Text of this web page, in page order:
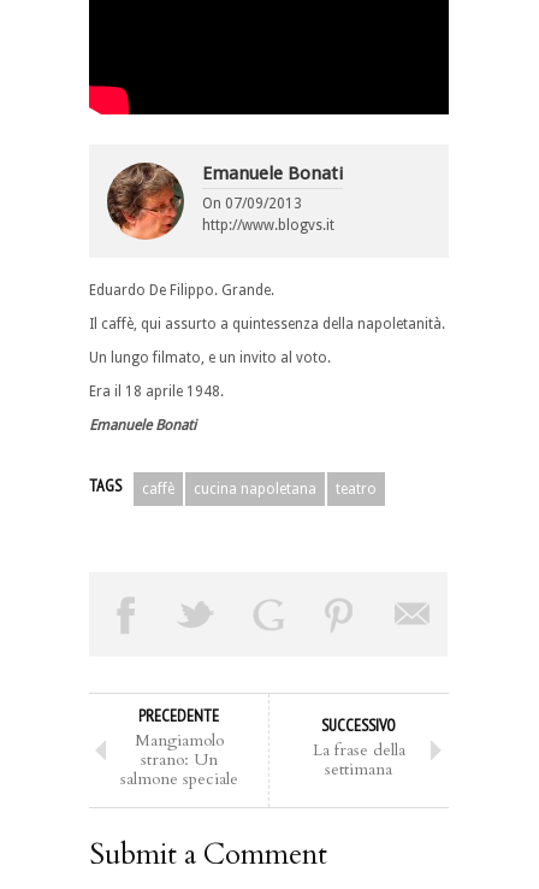
Emanuele Bonati
On 07/09/2013
http://www.blogvs.it
Eduardo De Filippo. Grande.
Il caffè, qui assurto a quintessenza della napoletanità.
Un lungo filmato, e un invito al voto.
Era il 18 aprile 1948.
Emanuele Bonati
TAGS caffè cucina napoletana teatro
PRECEDENTE
Mangiamolo
strano: Un
salmone speciale
SUCCESSIVO
La frase della
settimana
Submit a Comment